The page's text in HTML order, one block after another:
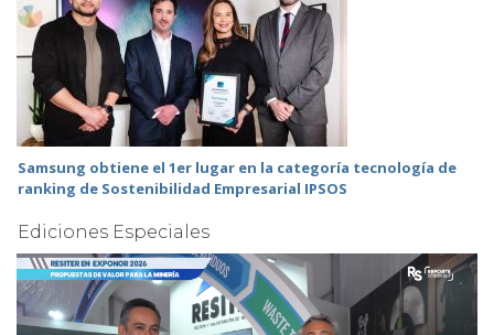
Samsung obtiene el 1er lugar en la categoría tecnología de
ranking de Sostenibilidad Empresarial IPSOS
Ediciones Especiales